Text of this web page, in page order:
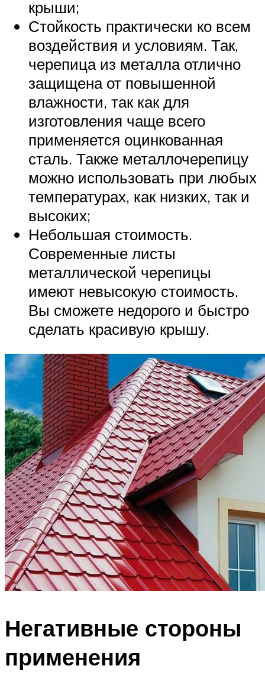
крыши;
Стойкость практически ко всем
воздействия и условиям. Так,
черепица из металла отлично
защищена от повышенной
влажности, так как для
изготовления чаще всего
применяется оцинкованная
сталь. Также металлочерепицу
можно использовать при любых
температурах, как низких, так и
высоких;
Небольшая стоимость.
Современные листы
металлической черепицы
имеют невысокую стоимость.
Вы сможете недорого и быстро
сделать красивую крышу.
Негативные стороны
применения